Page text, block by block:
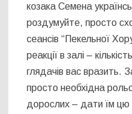
козака Семена
роздумуйте, просто
сеансів “Пекельної
реакції в залі –
глядачів вас вразить.
просто необхідна
дорослих – дати їм цю